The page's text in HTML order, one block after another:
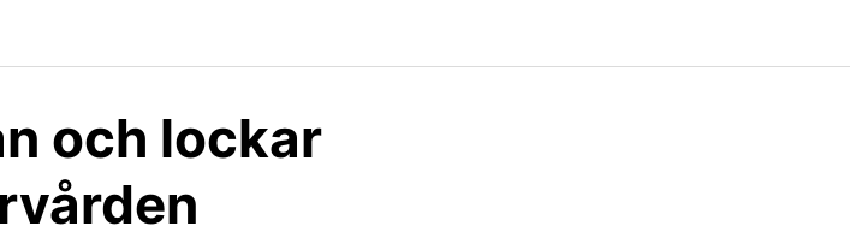
och lockar